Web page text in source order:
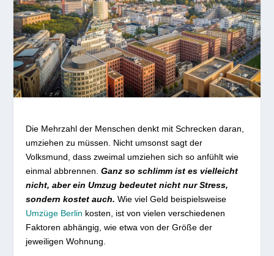
Die Mehrzahl der Menschen denkt mit Schrecken daran,
umziehen zu müssen. Nicht umsonst sagt der
Volksmund, dass zweimal umziehen sich so anfühlt wie
einmal abbrennen.Ganz so schlimm ist es vielleicht
nicht, aber ein Umzug bedeutet nicht nur Stress,
sondern kostet auch. Wie viel Geld beispielsweise
Umzüge Berlin kosten, ist von vielen verschiedenen
Faktoren abhängig, wie etwa von der Größe der
jeweiligen Wohnung.